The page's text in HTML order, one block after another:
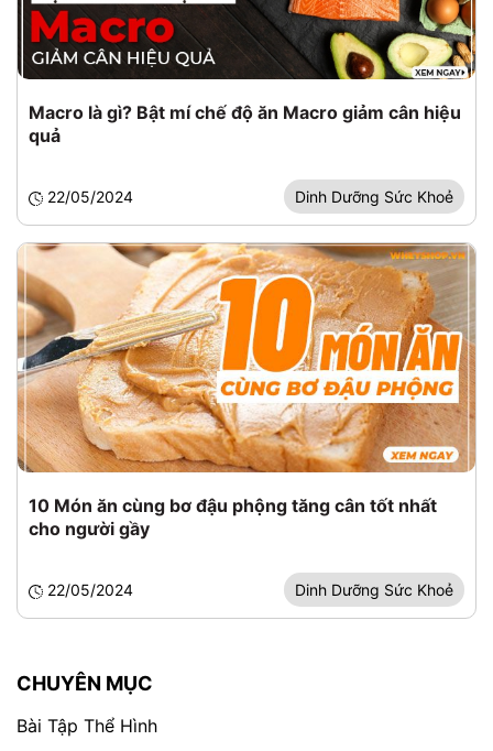
Macro là gì? Bật mí chế độ ăn Macro giảm cân hiệu
quả
22/05/2024 Dinh Dưỡng Sức Khoẻ
10 Món ăn cùng bơ đậu phộng tăng cân tốt nhất
cho người gầy
22/05/2024 Dinh Dưỡng Sức Khoẻ
CHUYÊN MỤC
Bài Tập Thể Hình